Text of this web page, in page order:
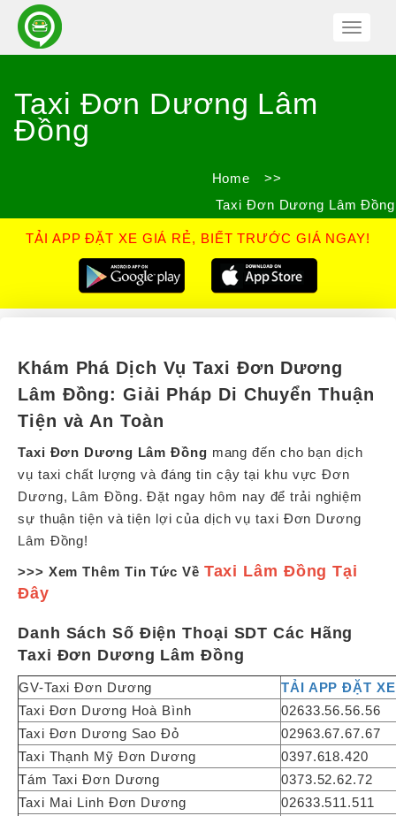
Toggle
Taxi Đơn Dương Lâm
Đồng
Home
>>
Taxi Đơn Dương Lâm Đồng
TẢI APP ĐẶT XE GIÁ RẺ, BIẾT TRƯỚC GIÁ NGAY!
Khám Phá Dịch Vụ Taxi Đơn Dương
Lâm Đồng: Giải Pháp Di Chuyển Thuận
Tiện và An Toàn
Taxi Đơn Dương Lâm Đồng mang đến cho bạn dịch
vụ taxi chất lượng và đáng tin cậy tại khu vực Đơn
Dương, Lâm Đồng. Đặt ngay hôm nay để trải nghiệm
sự thuận tiện và tiện lợi của dịch vụ taxi Đơn Dương
Lâm Đồng!
>>> Xem Thêm Tin Tức Về Taxi Lâm Đồng Tại
Đây
Danh Sách Số Điện Thoại SDT Các Hãng
Taxi Đơn Dương Lâm Đồng
GV-Taxi Đơn Dương
TẢI APP ĐẶT
Taxi Đơn Dương Hoà Bình
02633.56.56.56
Taxi Đơn Dương Sao Đỏ
02963.67.67.67
Taxi Thạnh Mỹ Đơn Dương
0397.618.420
Tám Taxi Đơn Dương
0373.52.62.72
Taxi Mai Linh Đơn Dương
02633.511.511